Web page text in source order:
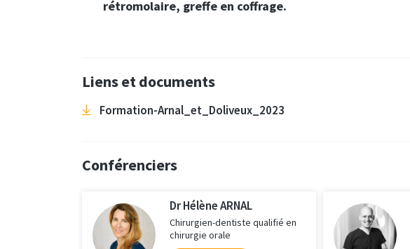
rétromolaire, greffe en coffrage.
Liens et documents
Formation-Arnal_et_Doliveux_2023
Conférenciers
Dr Hélène ARNAL
Chirurgien-dentiste qualifié en
chirurgie orale